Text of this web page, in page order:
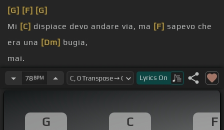
[G] [F] [G]
Mi [C] dispiace devo andare via, ma [F] sapevo che
era una [Dm] bugia,
mai.
[Am]ma in realtà siamo [C] [G]noi.
litigando che sia
78BPM Lyrics On
G C F